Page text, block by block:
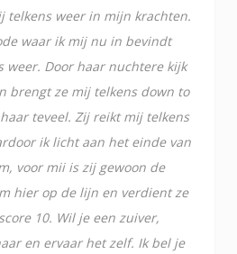
telkens weer in mijn krachten.
waar ik mij nu in bevindt
weer. Door haar nuchtere kijk
brengt ze mij telkens down to
teveel. Zij reikt mij telkens
ik licht aan het einde van
voor mii is zij gewoon de
hier op de lijn en verdient ze
10. Wil je een zuiver,
en ervaar het zelf. Ik bel je